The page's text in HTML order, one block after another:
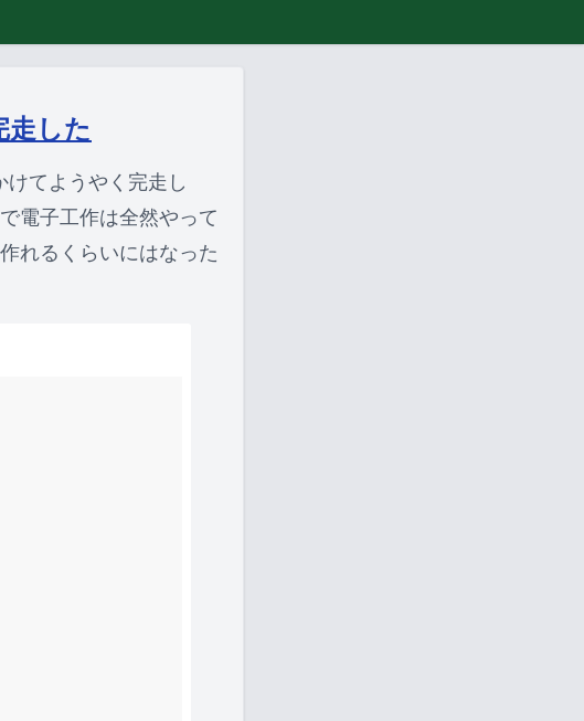
走した
てようやく完走し
電子工作は全然やって
れるくらいにはなった